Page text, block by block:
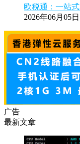
欧税通：一站
2026年06月05日
广告
最新文章